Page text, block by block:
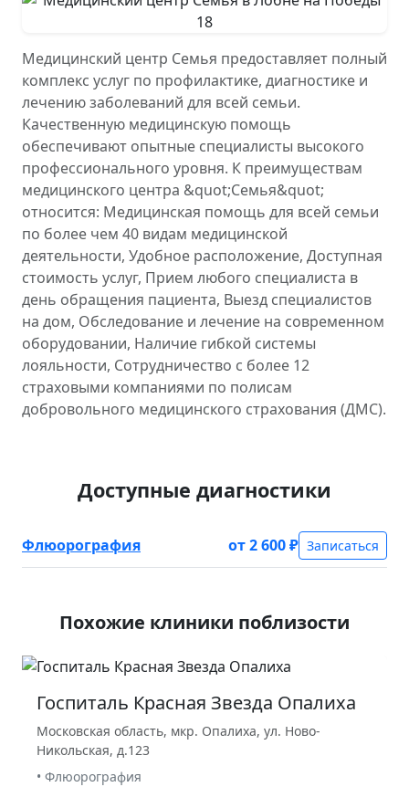
Медицинский центр Семья предоставляет полный
комплекс услуг по профилактике, диагностике и
лечению заболеваний для всей семьи.
Качественную медицинскую помощь
обеспечивают опытные специалисты высокого
профессионального уровня. К преимуществам
медицинского центра &quot;Семья&quot;
относится: Медицинская помощь для всей семьи
по более чем 40 видам медицинской
деятельности, Удобное расположение, Доступная
стоимость услуг, Прием любого специалиста в
день обращения пациента, Выезд специалистов
на дом, Обследование и лечение на современном
оборудовании, Наличие гибкой системы
лояльности, Сотрудничество с более 12
страховыми компаниями по полисам
добровольного медицинского страхования (ДМС).
Доступные диагностики
Флюорография от 2 600 ₽ Записаться
Похожие клиники поблизости
Госпиталь Красная Звезда Опалиха
Московская область, мкр. Опалиха, ул. Ново-
Никольская, д.123
• Флюорография